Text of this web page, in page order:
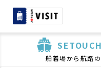
船着場から航路